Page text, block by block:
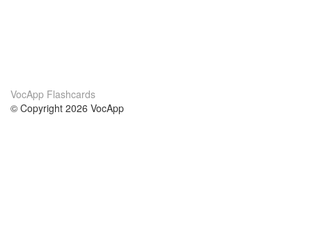
VocApp Flashcards
© Copyright 2026 VocApp